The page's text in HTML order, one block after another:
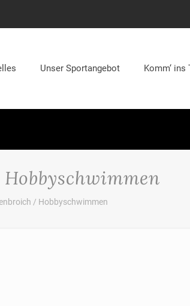
Unser Sportangebot Komm‘ ins
/ Hobbyschwimmen